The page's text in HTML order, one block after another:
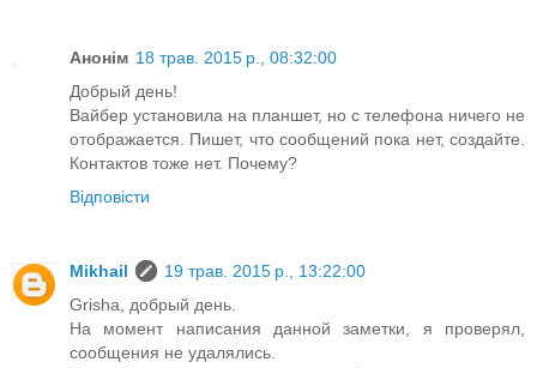
Анонім 18 трав. 2015 р., 08:32:00
Добрый день!
Вайбер установила на планшет, но с телефона ничего не
отображается. Пишет, что сообщений пока нет, создайте.
Контактов тоже нет. Почему?
Відповісти
Mikhail
19 трав. 2015 р., 13:22:00
Grisha, добрый день.
На момент написания данной заметки, я проверял,
сообщения не удалялись.